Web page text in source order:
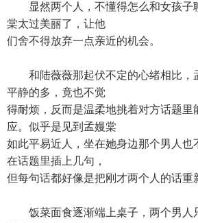
显然两个人，不懂得怎么和女孩子
棠太过美丽了，让他
们舍不得放弃一点亲近的机会。
和陆薇薇那起伏不定的心绪相比，
平静的多，竟也不觉
得耐烦，反而是温柔地挑着对方话题里
应。似乎是见到孟嫚棠
如此平易近人，坐在她身边那个男人也
在话题里插上几句，
但每句话都好像是把刚才两个人的话重
饭菜面食逐渐端上桌子，两个男人